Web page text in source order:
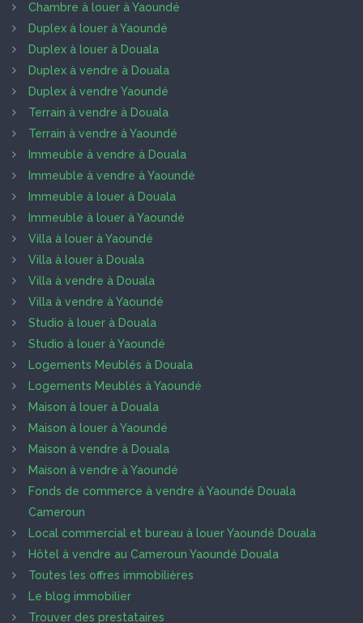
Chambre à louer à Yaoundé
Duplex à louer à Yaoundé
Duplex à louer à Douala
Duplex à vendre à Douala
Duplex à vendre Yaoundé
Terrain à vendre à Douala
Terrain à vendre à Yaoundé
Immeuble à vendre à Douala
Immeuble à vendre à Yaoundé
Immeuble à louer à Douala
Immeuble à louer à Yaoundé
Villa à louer à Yaoundé
Villa à louer à Douala
Villa à vendre à Douala
Villa à vendre à Yaoundé
Studio à louer à Douala
Studio à louer à Yaoundé
Logements Meublés à Douala
Logements Meublés à Yaoundé
Maison à louer à Douala
Maison à louer à Yaoundé
Maison à vendre à Douala
Maison à vendre à Yaoundé
Fonds de commerce à vendre à Yaoundé Douala
Cameroun
Local commercial et bureau à louer Yaoundé Douala
Hôtel à vendre au Cameroun Yaoundé Douala
Toutes les offres immobilières
Le blog immobilier
Trouver des prestataires